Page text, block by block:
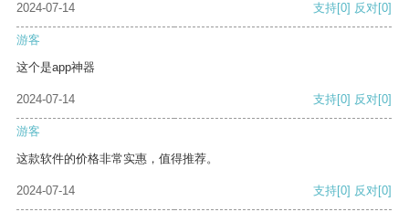
2024-07-14 支持[0] 反对[0]
游客
这个是app神器
2024-07-14 支持[0] 反对[0]
游客
这款软件的价格非常实惠，值得推荐。
2024-07-14 支持[0] 反对[0]